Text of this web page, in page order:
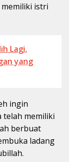
memiliki istri
Lagi,
yang
ingin
telah memiliki
berbuat
ladang